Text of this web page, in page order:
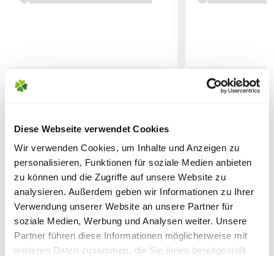
Diese Webseite verwendet Cookies
Wir verwenden Cookies, um Inhalte und Anzeigen zu
personalisieren, Funktionen für soziale Medien anbieten
zu können und die Zugriffe auf unsere Website zu
analysieren. Außerdem geben wir Informationen zu Ihrer
Verwendung unserer Website an unsere Partner für
soziale Medien, Werbung und Analysen weiter. Unsere
Partner führen diese Informationen möglicherweise mit
weiteren Daten zusammen, die Sie ihnen bereitgestellt
unkompliziertes und sauberes Dosieren. Nicht
Von Januar bis Dezember.
Sicherheitsdatenblatt
Bäumen
Zimmerpflanzen
FOLGENDE VERSANDKOSTEN
KÖNNEN ENTSTEHEN
PAKETVERSAND
6,95€für Standardpakete (z.B.Dünger oder
Zubehör)
7,95€für größere Pakete (z.B. Pflanzen oder
Erde)